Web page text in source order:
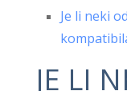
Je li neki
JE LI